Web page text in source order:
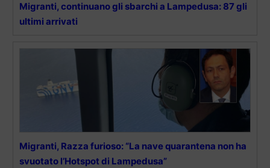
Migranti, continuano gli sbarchi a Lampedusa: 87 gli
ultimi arrivati
Migranti, Razza furioso: “La nave quarantena non ha
svuotato l’Hotspot di Lampedusa”